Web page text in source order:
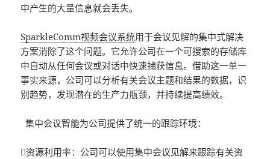
中产生的大量信息就会丢失。
SparkleComm视频会议系统用于会议见解的集中式解决
方案消除了这个问题。它允许公司在一个可搜索的存储库
中自动从任何会议或对话中快速捕获信息。借助这一单一
事实来源，公司可以分析有关会议主题和结果的数据，识
别趋势，发现潜在的生产力瓶颈，并持续提高绩效。
集中会议智能为公司提供了统一的跟踪环境：
资源利用率：公司可以使用集中会议见解来跟踪有关资